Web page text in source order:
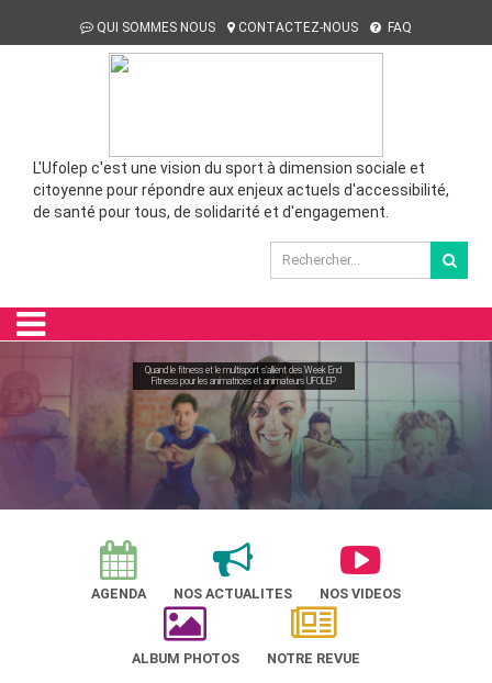
QUI SOMMES NOUS CONTACTEZ-NOUS FAQ
L'Ufolep c'est une vision du sport à dimension sociale et
citoyenne pour répondre aux enjeux actuels d'accessibilité,
de santé pour tous, de solidarité et d'engagement.
Quand le fitness et le multisport s'allient des Week End
Fitness pour les animatrices et animateurs UFOLEP
AGENDA NOS ACTUALITES NOS VIDEOS
ALBUM PHOTOS NOTRE REVUE